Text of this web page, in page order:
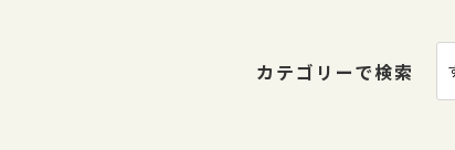
カテゴリーで検索